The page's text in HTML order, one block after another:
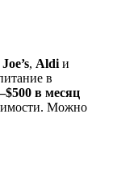
Joe’s, Aldiи
в
в месяц
Можно